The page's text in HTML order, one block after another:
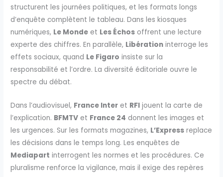
structurent les journées politiques, et les formats longs
d’enquête complètent le tableau. Dans les kiosques
numériques, Le Monde et Les Échos offrent une lecture
experte des chiffres. En parallèle, Libération interroge les
effets sociaux, quand Le Figaro insiste sur la
responsabilité et l’ordre. La diversité éditoriale ouvre le
spectre du débat.
Dans l’audiovisuel, France Inter et RFI jouent la carte de
l’explication. BFMTV et France 24 donnent les images et
les urgences. Sur les formats magazines, L’Express replace
les décisions dans le temps long. Les enquêtes de
Mediapart interrogent les normes et les procédures. Ce
pluralisme renforce la vigilance, mais il exige des repères